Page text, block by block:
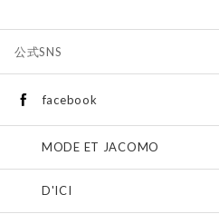
公式SNS
facebook
MODE ET JACOMO
D'ICI